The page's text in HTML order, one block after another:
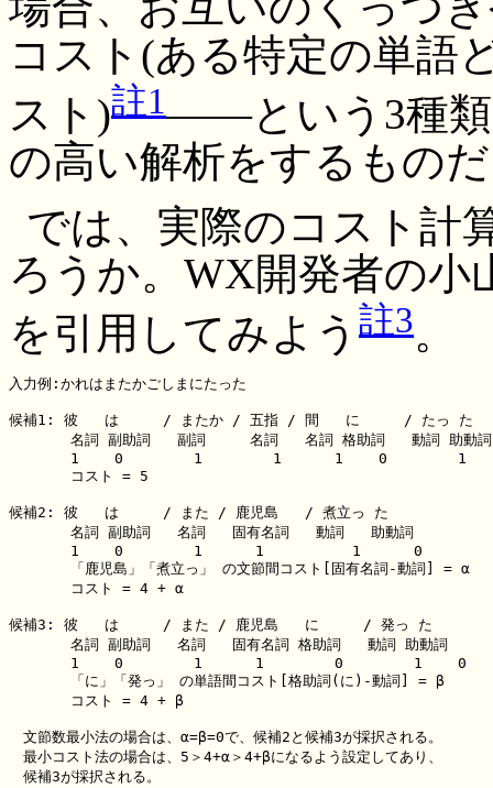
コスト(ある特定の単語
スト)註1――という3種類
の高い解析をするもの
では、実際のコスト計
ろうか。WX開発者の小
を引用してみよう 註3。
入力例:かれはまたかごしまにたった
候補1: 彼   は     / またか / 五指 / 間   に     / たっ た
       名詞 副助詞   副詞     名詞   名詞 格助詞   動詞 助動詞
1    0        1        1      1    0        1
       コスト = 5
候補2: 彼   は     / また / 鹿児島   / 煮立っ た
       名詞 副助詞   名詞   固有名詞   動詞   助動詞
       1    0        1      1          1      0
       「鹿児島」「煮立っ」 の文節間コスト[固有名詞-動詞] = α
       コスト = 4 + α
候補3: 彼   は     / また / 鹿児島   に     / 発っ た
       名詞 副助詞   名詞   固有名詞 格助詞   動詞 助動詞
       1    0        1      1        0        1    0
       「に」「発っ」 の単語間コスト[格助詞(に)-動詞] = β
       コスト = 4 + β
文節数最小法の場合は、α=β=0で、候補2と候補3が採択される。
最小コスト法の場合は、5＞4+α＞4+βになるよう設定してあり、
候補3が採択される。